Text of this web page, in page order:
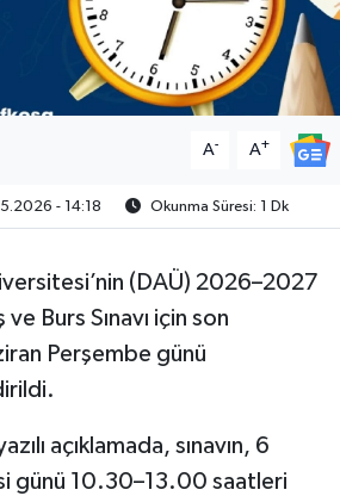
A- A+
- 14:18 Okunma Süresi: 1 Dk
(DAÜ) 2026–2027
ve Burs Sınavı için son
Perşembe günü
açıklamada, sınavın, 6
günü 10.30–13.00 saatleri